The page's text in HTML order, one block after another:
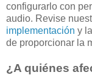
configurarlo con
audio. Revise
implementación y
de proporcionar la
¿A quiénes